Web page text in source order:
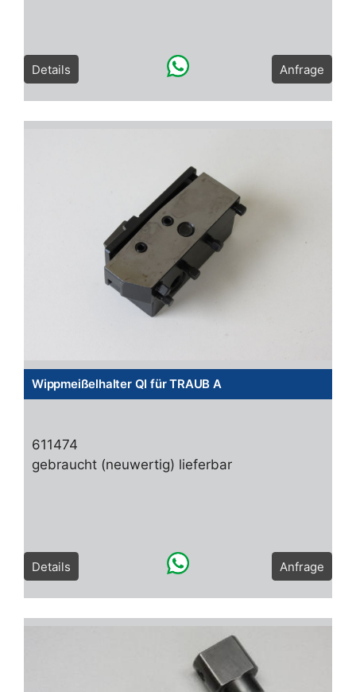
Details Anfrage
Wippmeißelhalter QI für TRAUB A
611474
gebraucht (neuwertig) lieferbar
Details Anfrage